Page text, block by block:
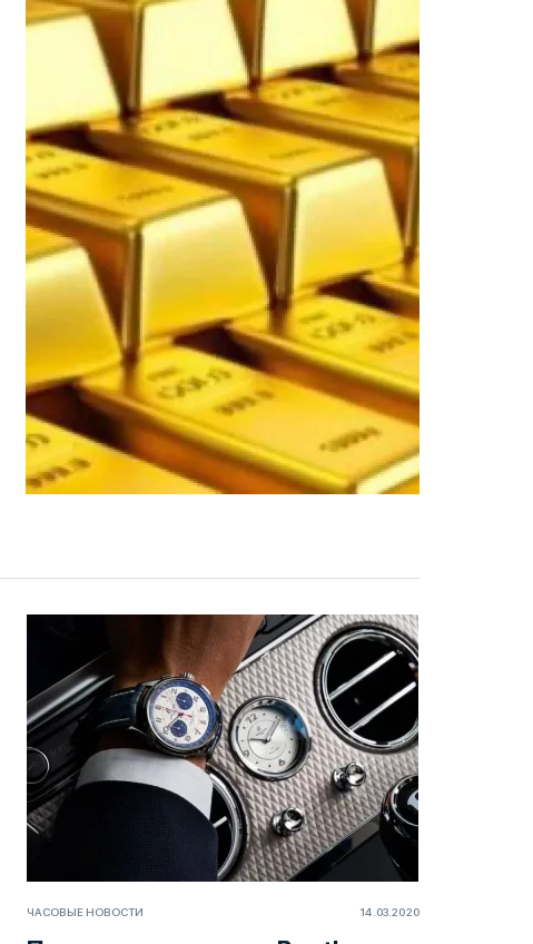
ЧАСОВЫЕ НОВОСТИ 14.03.2020